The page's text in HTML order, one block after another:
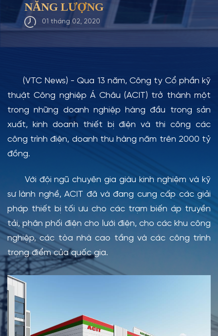
NĂNG LƯỢNG
01 tháng 02, 2020
(VTC News) - Qua 13 năm, Công ty Cổ phần kỹ
thuật Công nghiệp Á Châu (ACIT) trở thành một
trong những doanh nghiệp hàng đầu trong sản
xuất, kinh doanh thiết bị điện và thi công các
công trình điện, doanh thu hàng năm trên 2000 tỷ
đồng.
Với đội ngũ chuyên gia giàu kinh nghiệm và kỹ
sư lành nghề, ACIT đã và đang cung cấp các giải
pháp thiết bị tối ưu cho các trạm biến áp truyền
tải, phân phối điện cho lưới điện, cho các khu công
nghiệp, các tòa nhà cao tầng và các công trình
trọng điểm của quốc gia.